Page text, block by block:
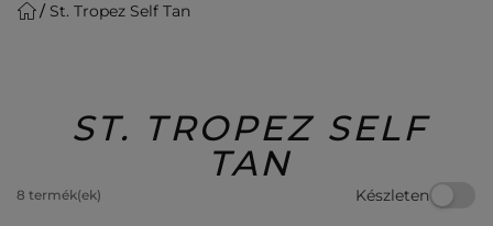
Parfüm
Beauty
St. Tropez Self Tan
ST. TROPEZ SELF
TAN
8 termék(ek) Készleten